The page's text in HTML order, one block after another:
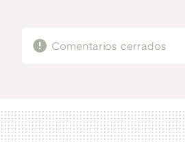
Comentarios cerrados